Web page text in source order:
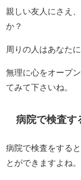
親しい友人にさえ
か？
周りの人はあなた
無理に心をオープ
てみて下さいね。
病院で検査す
病院で検査をする
とができますよね。